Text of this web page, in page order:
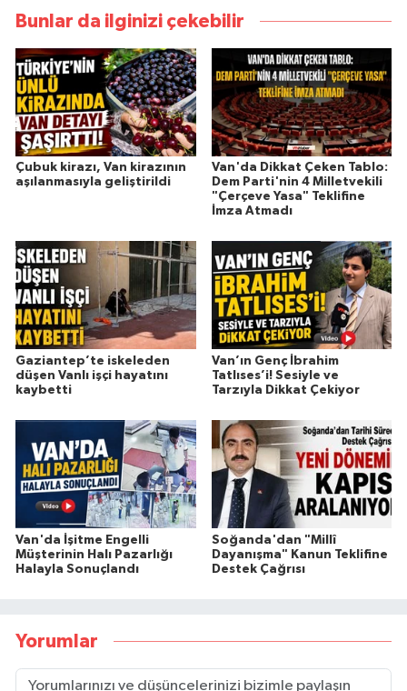
Bunlar da ilginizi çekebilir
Çubuk kirazı, Van kirazının
aşılanmasıyla geliştirildi
Van'da Dikkat Çeken Tablo:
Dem Parti'nin 4 Milletvekili
"Çerçeve Yasa" Teklifine
İmza Atmadı
Gaziantep’te iskeleden
düşen Vanlı işçi hayatını
kaybetti
Van’ın Genç İbrahim
Tatlıses’i! Sesiyle ve
Tarzıyla Dikkat Çekiyor
Van'da İşitme Engelli
Müşterinin Halı Pazarlığı
Halayla Sonuçlandı
Soğanda'dan "Millî
Dayanışma" Kanun Teklifine
Destek Çağrısı
Yorumlar